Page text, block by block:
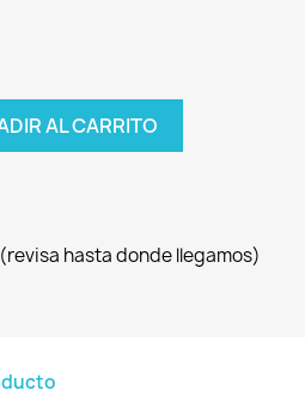
AL CARRITO
hasta donde llegamos)